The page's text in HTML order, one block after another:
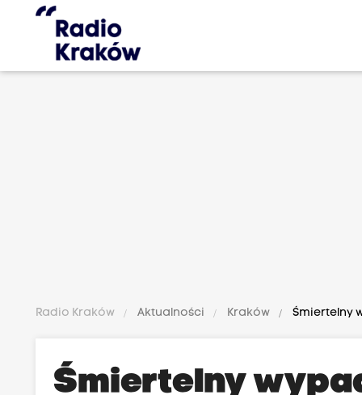
Radio Kraków Aktualności Kraków Śmiertelny
Śmiertelny